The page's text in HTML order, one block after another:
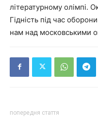
літературному олімпі.
Гідність під час
нам над московськими
попередня стаття